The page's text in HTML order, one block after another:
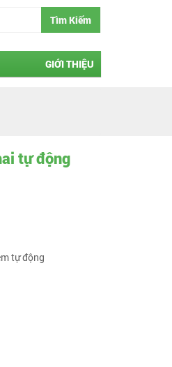
Tìm Kiếm
GIỚI THIỆU
tự động
tự động